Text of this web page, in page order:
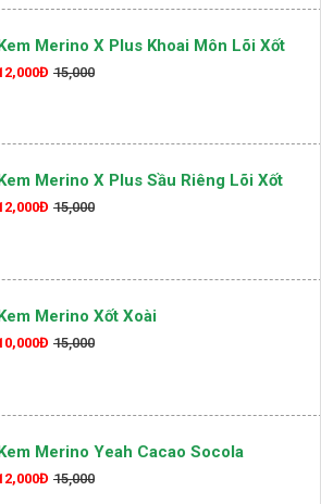
Merino X Plus Khoai Môn Lõi Xốt
15,000
Kem Merino X Plus Sầu Riêng Lõi Xốt
15,000
Merino Xốt Xoài
15,000
Merino Yeah Cacao Socola
15,000